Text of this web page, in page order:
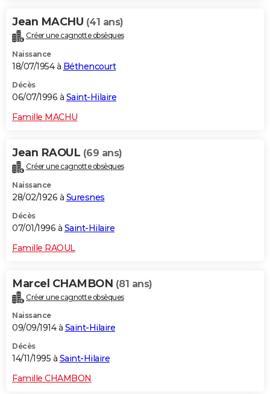
Jean MACHU (41 ans)
Créer une cagnotte obsèques
Naissance
18/07/1954 à Béthencourt
Décès
06/07/1996 à Saint-Hilaire
Famille MACHU
Jean RAOUL (69 ans)
Créer une cagnotte obsèques
Naissance
28/02/1926 à Suresnes
Décès
07/01/1996 à Saint-Hilaire
Famille RAOUL
Marcel CHAMBON (81 ans)
Créer une cagnotte obsèques
Naissance
09/09/1914 à Saint-Hilaire
Décès
14/11/1995 à Saint-Hilaire
Famille CHAMBON